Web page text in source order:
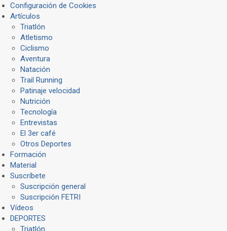
Configuración de Cookies
Artículos
Triatlón
Atletismo
Ciclismo
Aventura
Natación
Trail Running
Patinaje velocidad
Nutrición
Tecnología
Entrevistas
El 3er café
Otros Deportes
Formación
Material
Suscríbete
Suscripción general
Suscripción FETRI
Vídeos
DEPORTES
Triatlón